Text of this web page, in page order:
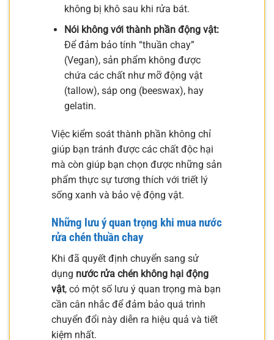
không bị khô sau khi rửa bát.
Nói không với thành phần động vật:
Để đảm bảo tính “thuần chay”
(Vegan), sản phẩm không được
chứa các chất như mỡ động vật
(tallow), sáp ong (beeswax), hay
gelatin.
Việc kiểm soát thành phần không chỉ
giúp bạn tránh được các chất độc hại
mà còn giúp bạn chọn được những sản
phẩm thực sự tương thích với triết lý
sống xanh và bảo vệ động vật.
Những lưu ý quan trọng khi mua nước
rửa chén thuần chay
Khi đã quyết định chuyển sang sử
dụng nước rửa chén không hại động
vật, có một số lưu ý quan trọng mà bạn
cần cân nhắc để đảm bảo quá trình
chuyển đổi này diễn ra hiệu quả và tiết
kiệm nhất.